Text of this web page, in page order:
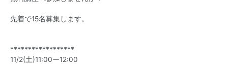
先着で15名募集します。
******************
11/2(土)11:00ー12:00